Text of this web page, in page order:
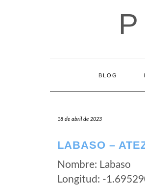
BLOG
18 de abril de 2023
LABASO –
Nombre: Labaso
Longitud: -